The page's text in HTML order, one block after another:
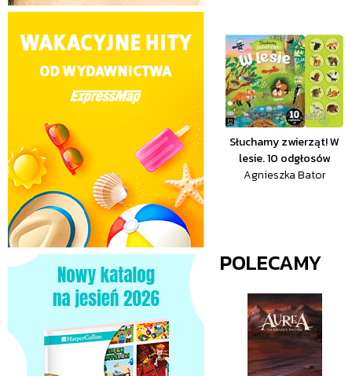
Słuchamy zwierząt! W
lesie. 10 odgłosów
Agnieszka Bator
POLECAMY